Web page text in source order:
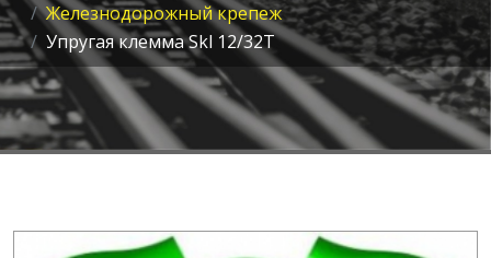
Железнодорожный крепеж
Упругая клемма Skl 12/32T